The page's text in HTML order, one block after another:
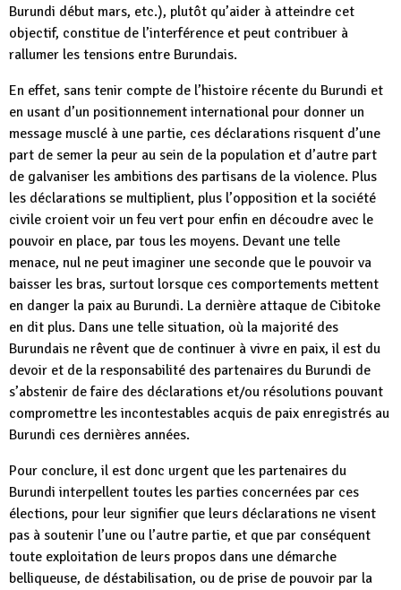
Burundi début mars, etc.), plutôt qu’aider à atteindre cet
objectif, constitue de l’interférence et peut contribuer à
rallumer les tensions entre Burundais.
En effet, sans tenir compte de l’histoire récente du Burundi et
en usant d’un positionnement international pour donner un
message musclé à une partie, ces déclarations risquent d’une
part de semer la peur au sein de la population et d’autre part
de galvaniser les ambitions des partisans de la violence. Plus
les déclarations se multiplient, plus l’opposition et la société
civile croient voir un feu vert pour enfin en découdre avec le
pouvoir en place, par tous les moyens. Devant une telle
menace, nul ne peut imaginer une seconde que le pouvoir va
baisser les bras, surtout lorsque ces comportements mettent
en danger la paix au Burundi. La dernière attaque de Cibitoke
en dit plus. Dans une telle situation, où la majorité des
Burundais ne rêvent que de continuer à vivre en paix, il est du
devoir et de la responsabilité des partenaires du Burundi de
s’abstenir de faire des déclarations et/ou résolutions pouvant
compromettre les incontestables acquis de paix enregistrés au
Burundi ces dernières années.
Pour conclure, il est donc urgent que les partenaires du
Burundi interpellent toutes les parties concernées par ces
élections, pour leur signifier que leurs déclarations ne visent
pas à soutenir l’une ou l’autre partie, et que par conséquent
toute exploitation de leurs propos dans une démarche
belliqueuse, de déstabilisation, ou de prise de pouvoir par la